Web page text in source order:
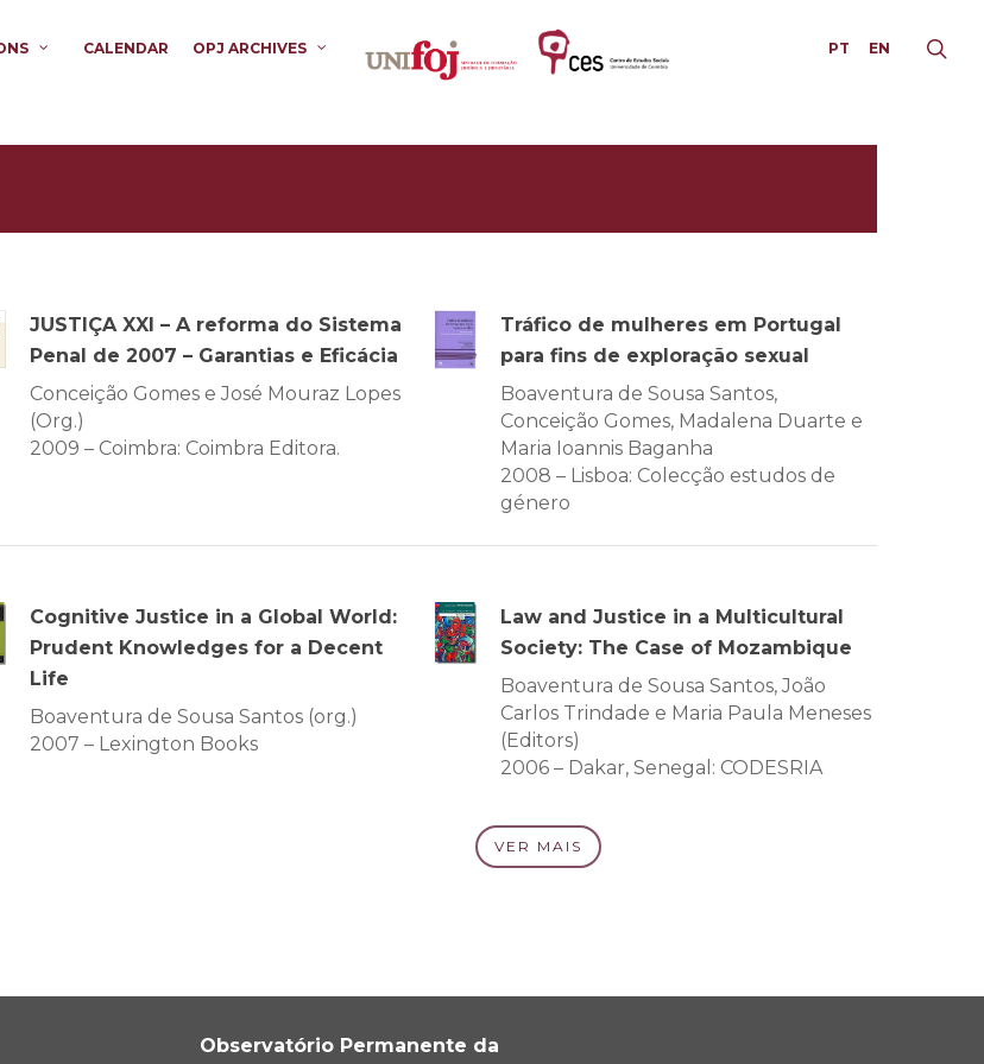
PT EN
CALENDAR OPJ ARCHIVES
JUSTIÇA XXI – A reforma do Sistema
Penal de 2007 – Garantias e Eficácia
Conceição Gomes e José Mouraz Lopes
(Org.)
2009 – Coimbra: Coimbra Editora.
Tráfico de mulheres em Portugal
para fins de exploração sexual
Boaventura de Sousa Santos,
Conceição Gomes, Madalena Duarte e
Maria Ioannis Baganha
2008 – Lisboa: Colecção estudos de
género
Cognitive Justice in a Global World:
Prudent Knowledges for a Decent
Life
Boaventura de Sousa Santos (org.)
2007 – Lexington Books
Law and Justice in a Multicultural
Society: The Case of Mozambique
Boaventura de Sousa Santos, João
Carlos Trindade e Maria Paula Meneses
(Editors)
2006 – Dakar, Senegal: CODESRIA
VER MAIS
Observatório Permanente da